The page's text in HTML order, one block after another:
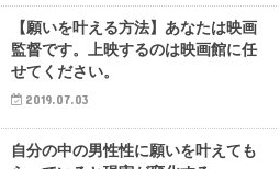
【願いを叶える方法】あなたは映画
監督です。上映するのは映画館に任
せてください。
2019.07.03
自分の中の男性性に願いを叶えても